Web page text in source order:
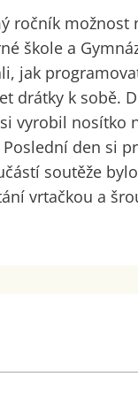
ročník možnost
škole a
jak
drátky k sobě.
vyrobil nosítko
den si
soutěže
vrtačkou a